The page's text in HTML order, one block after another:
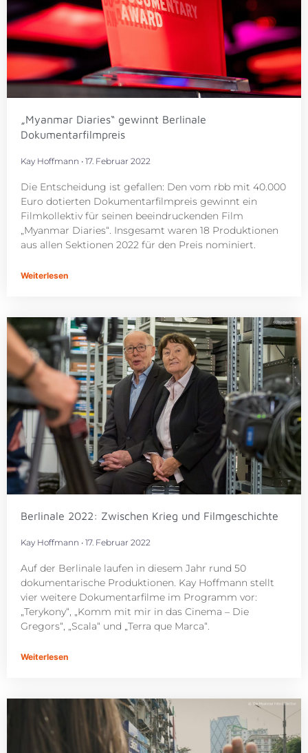
„Myanmar Diaries“ gewinnt Berlinale
Dokumentarfilmpreis
Kay Hoffmann 17. Februar 2022
Die Entscheidung ist gefallen: Den vom rbb mit 40.000
Euro dotierten Dokumentarfilmpreis gewinnt ein
Filmkollektiv für seinen beeindruckenden Film
„Myanmar Diaries“. Insgesamt waren 18 Produktionen
aus allen Sektionen 2022 für den Preis nominiert.
Weiterlesen
Berlinale 2022: Zwischen Krieg und Filmgeschichte
Kay Hoffmann 17. Februar 2022
Auf der Berlinale laufen in diesem Jahr rund 50
dokumentarische Produktionen. Kay Hoffmann stellt
vier weitere Dokumentarfilme im Programm vor:
„Terykony“, „Komm mit mir in das Cinema – Die
Gregors“, „Scala“ und „Terra que Marca“.
Weiterlesen